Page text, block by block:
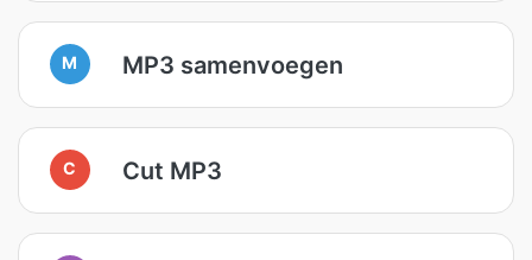
M MP3 samenvoegen
C Cut MP3